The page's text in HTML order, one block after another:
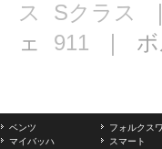
ス
Sクラス
ェ 911 ｜ ボ
ベンツ フォルクス
マイバッハ
スマート